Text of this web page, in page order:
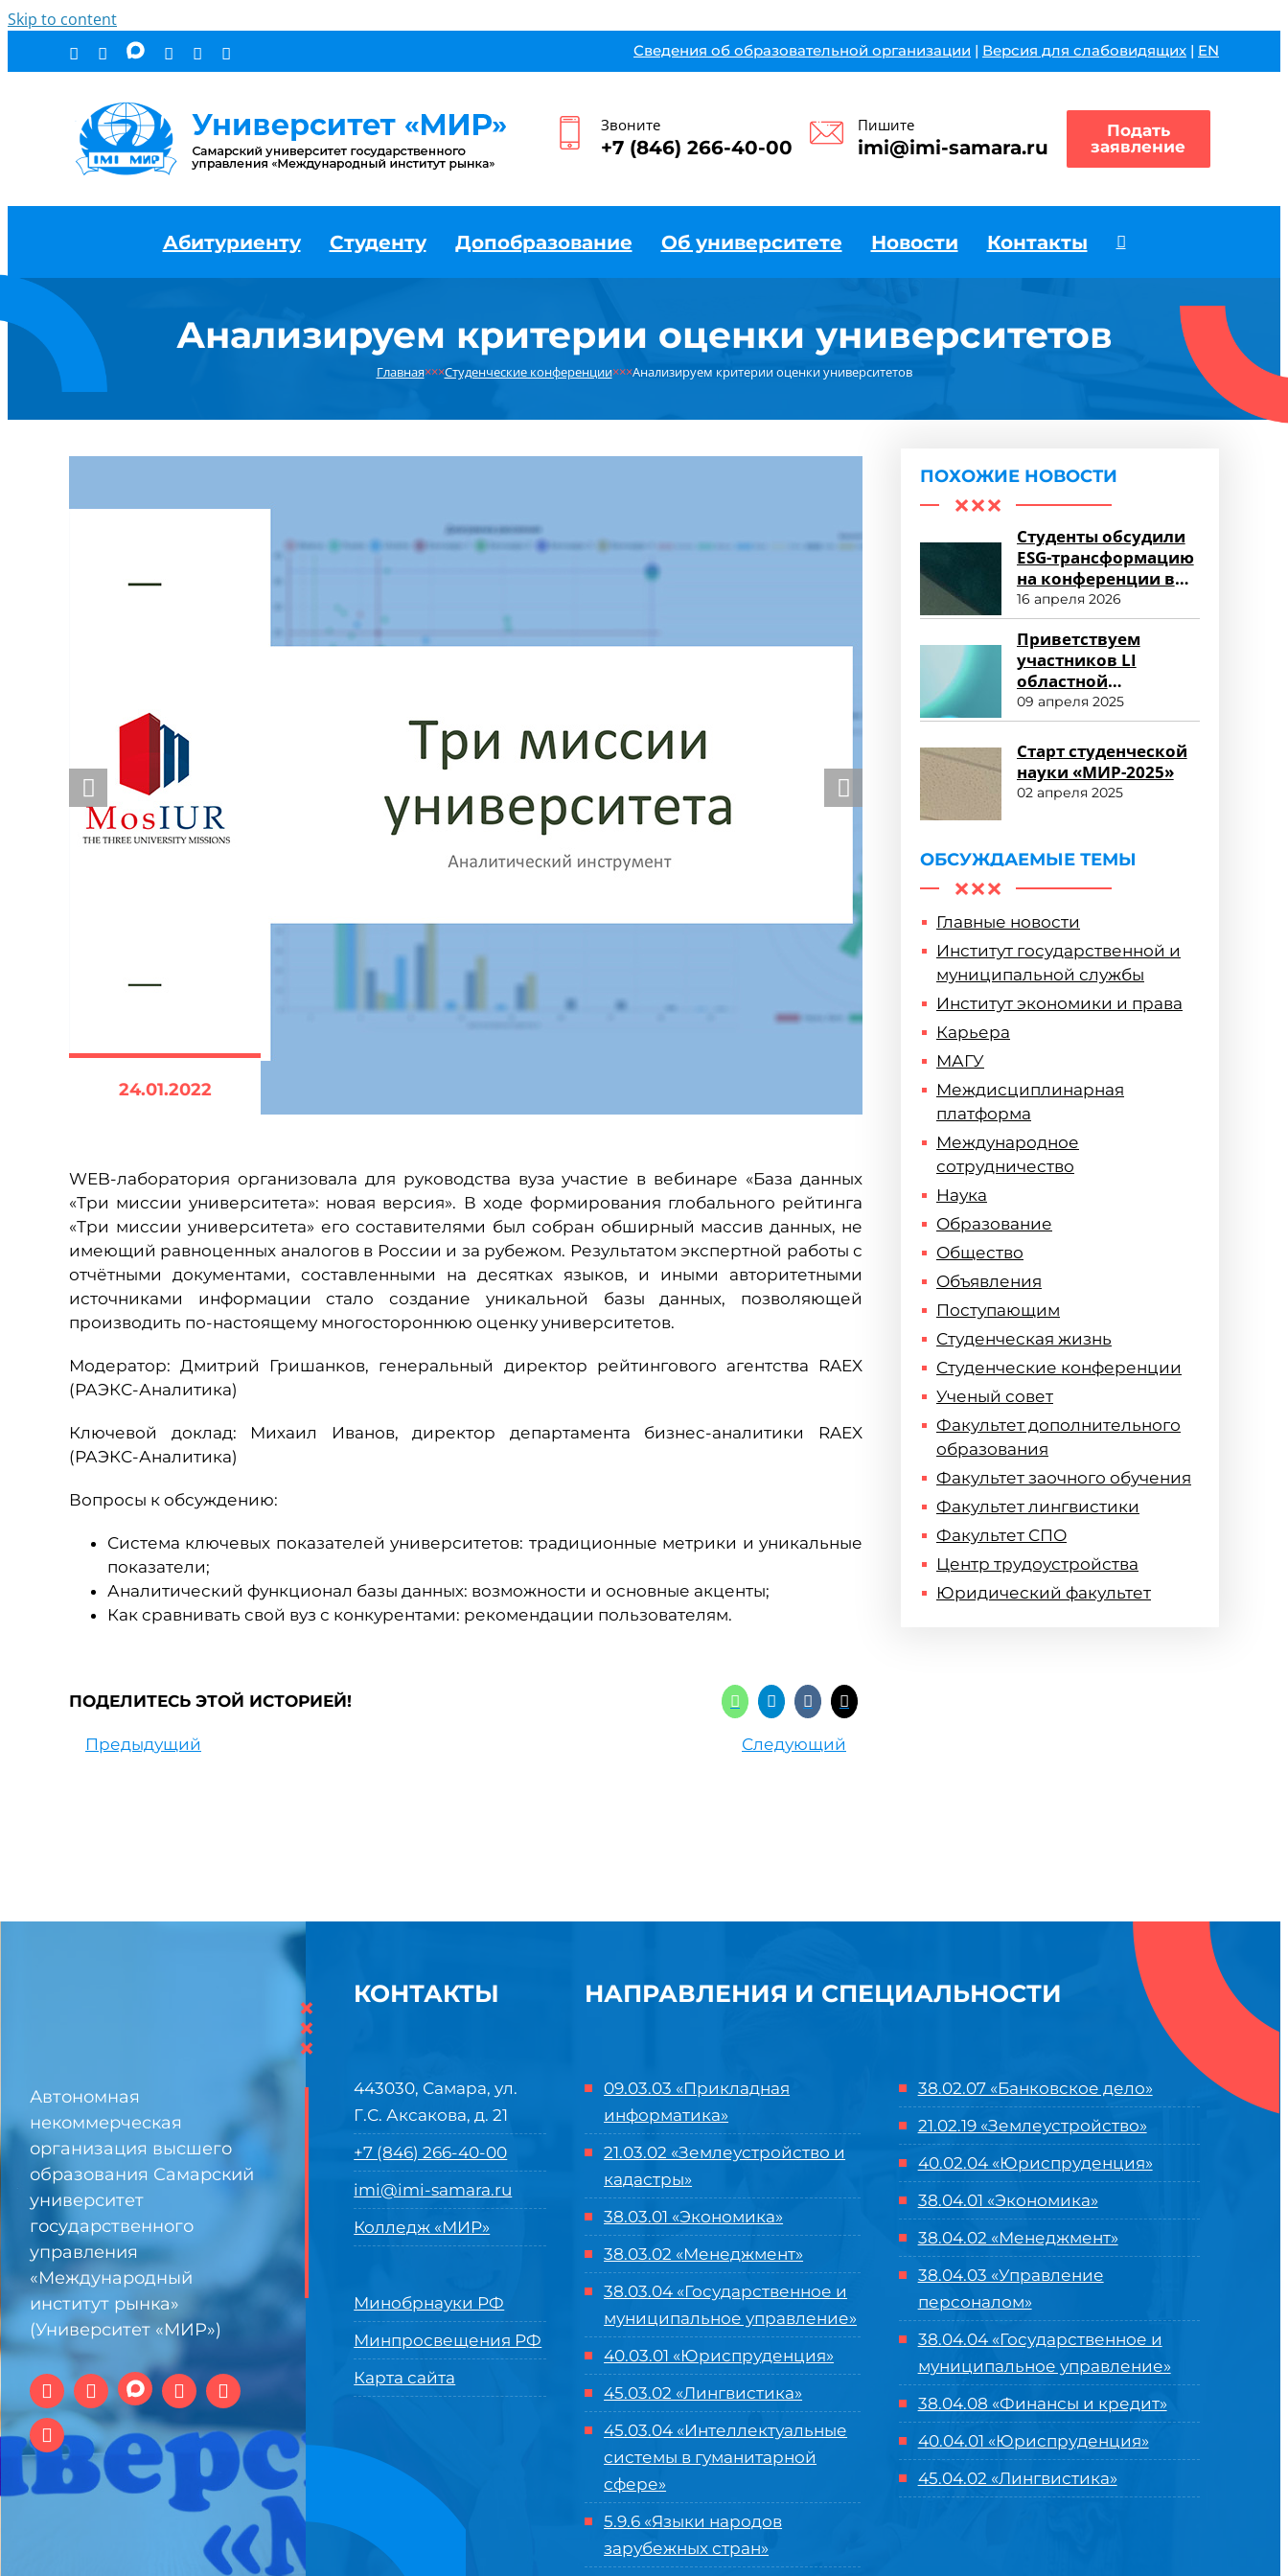
Skip to content
Сведения об образовательной организации | Версия для слабовидящих | EN
Звоните
+7 (846) 266-40-00
Пишите
imi@imi-samara.ru
Подать
заявление
Абитуриенту Студенту Допобразование Об университете Новости Контакты
Анализируем критерии оценки университетов
Главная×××Студенческие конференции×××Анализируем критерии оценки университетов
24.01.2022
WEB-лаборатория организовала для руководства вуза участие в вебинаре «База данных
«Три миссии университета»: новая версия». В ходе формирования глобального рейтинга
«Три миссии университета» его составителями был собран обширный массив данных, не
имеющий равноценных аналогов в России и за рубежом. Результатом экспертной работы с
отчётными документами, составленными на десятках языков, и иными авторитетными
источниками информации стало создание уникальной базы данных, позволяющей
производить по-настоящему многостороннюю оценку университетов.
Модератор: Дмитрий Гришанков, генеральный директор рейтингового агентства RAEX
(РАЭКС-Аналитика)
Ключевой доклад: Михаил Иванов, директор департамента бизнес-аналитики RAEX
(РАЭКС-Аналитика)
Вопросы к обсуждению:
Система ключевых показателей университетов: традиционные метрики и уникальные
показатели;
Аналитический функционал базы данных: возможности и основные акценты;
Как сравнивать свой вуз с конкурентами: рекомендации пользователям.
ПОДЕЛИТЕСЬ ЭТОЙ ИСТОРИЕЙ!
Предыдущий Следующий
ПОХОЖИЕ НОВОСТИ
Студенты обсудили
ESG-трансформацию
на конференции в
Университете «МИР»
16 апреля 2026
Приветствуем
участников LI
областной
студенческой
научной
конференции!
09 апреля 2025
Старт студенческой
науки «МИР-2025»
02 апреля 2025
ОБСУЖДАЕМЫЕ ТЕМЫ
Главные новости
Институт государственной и
муниципальной службы
Институт экономики и права
Карьера
МАГУ
Междисциплинарная
платформа
Международное
сотрудничество
Наука
Образование
Общество
Объявления
Поступающим
Студенческая жизнь
Студенческие конференции
Ученый совет
Факультет дополнительного
образования
Факультет заочного обучения
Факультет лингвистики
Факультет СПО
Центр трудоустройства
Юридический факультет
Автономная
некоммерческая
организация высшего
образования Самарский
университет
государственного
управления
«Международный
институт рынка»
(Университет «МИР»)
×
×
×
КОНТАКТЫ
443030, Самара, ул.
Г.С. Аксакова, д. 21
+7 (846) 266-40-00
imi@imi-samara.ru
Колледж «МИР»
Минобрнауки РФ
Минпросвещения РФ
Карта сайта
НАПРАВЛЕНИЯ И СПЕЦИАЛЬНОСТИ
09.03.03 «Прикладная
информатика»
21.03.02 «Землеустройство и
кадастры»
38.03.01 «Экономика»
38.03.02 «Менеджмент»
38.03.04 «Государственное и
муниципальное управление»
40.03.01 «Юриспруденция»
45.03.02 «Лингвистика»
45.03.04 «Интеллектуальные
системы в гуманитарной
сфере»
5.9.6 «Языки народов
зарубежных стран»
38.02.07 «Банковское дело»
21.02.19 «Землеустройство»
40.02.04 «Юриспруденция»
38.04.01 «Экономика»
38.04.02 «Менеджмент»
38.04.03 «Управление
персоналом»
38.04.04 «Государственное и
муниципальное управление»
38.04.08 «Финансы и кредит»
40.04.01 «Юриспруденция»
45.04.02 «Лингвистика»